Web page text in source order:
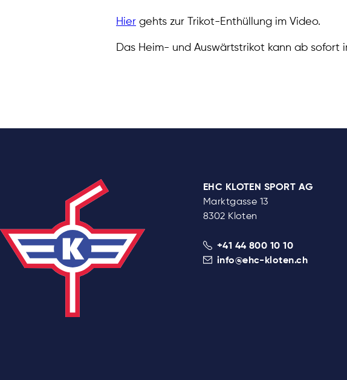
Hier gehts zur Trikot-Enthüllung im Video.
Das Heim- und Auswärtstrikot kann ab sofort
EHC KLOTEN SPORT AG
Marktgasse 13
8302 Kloten
+41 44 800 10 10
info@ehc-kloten.ch